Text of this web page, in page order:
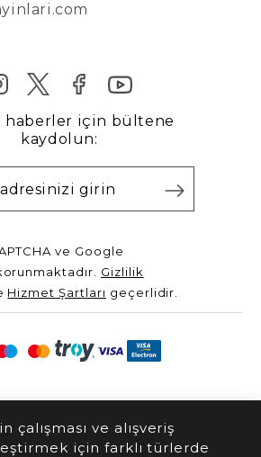
ve alışveriş
için farklı türlerde
haberler için bültene
kaydolun:
ve Google
Gizlilik
Hizmet Şartları geçerlidir.